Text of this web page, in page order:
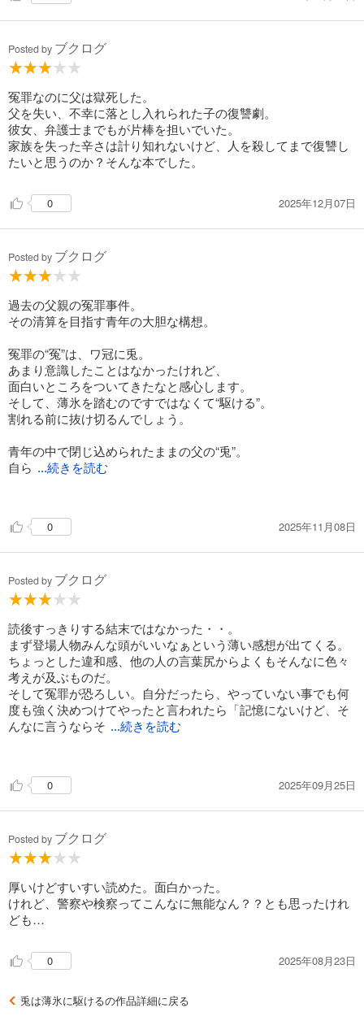
Posted by ブクログ
冤罪なのに父は獄死した。
父を失い、不幸に落とし入れられた子の復讐劇。
彼女、弁護士までもが片棒を担いでいた。
家族を失った辛さは計り知れないけど、人を殺してまで復讐し
たいと思うのか？そんな本でした。
0 2025年12月07日
Posted by ブクログ
過去の父親の冤罪事件。
その清算を目指す青年の大胆な構想。
冤罪の“冤”は、ワ冠に兎。
あまり意識したことはなかったけれど、
面白いところをついてきたなと感心します。
そして、薄氷を踏むのですではなくて“駆ける”。
割れる前に抜け切るんでしょう。
青年の中で閉じ込められたままの父の“兎”。
自ら ...続きを読む
薄氷を少しでも証拠で重ねつつ、
警察・検察と対峙していく様子は、
そして、迎えるラストには『青い炎』で読んだあの破滅感を味
わうことになります。
叔父さん反省してない方が面白かったのにとか、
小さな愚痴はありますけど、
また違った取調室を読むことができました。
0 2025年11月08日
Posted by ブクログ
読後すっきりする結末ではなかった・・。
まず登場人物みんな頭がいいなぁという薄い感想が出てくる。
ちょっとした違和感、他の人の言葉尻からよくもそんなに色々
考えが及ぶものだ。
そして冤罪が恐ろしい。自分だったら、やっていない事でも何
度も強く決めつけてやったと言われたら「記憶にないけど、そ
んなに言うならそ ...続きを読む
に巻き込まれたら黙秘一択しかないな・・。それも無理か
な・・。
0 2025年09月25日
Posted by ブクログ
厚いけどすいすい読めた。面白かった。
けれど、警察や検察ってこんなに無能なん？？とも思ったけれ
ども…
0 2025年08月23日
兎は薄氷に駆けるの作品詳細に戻る